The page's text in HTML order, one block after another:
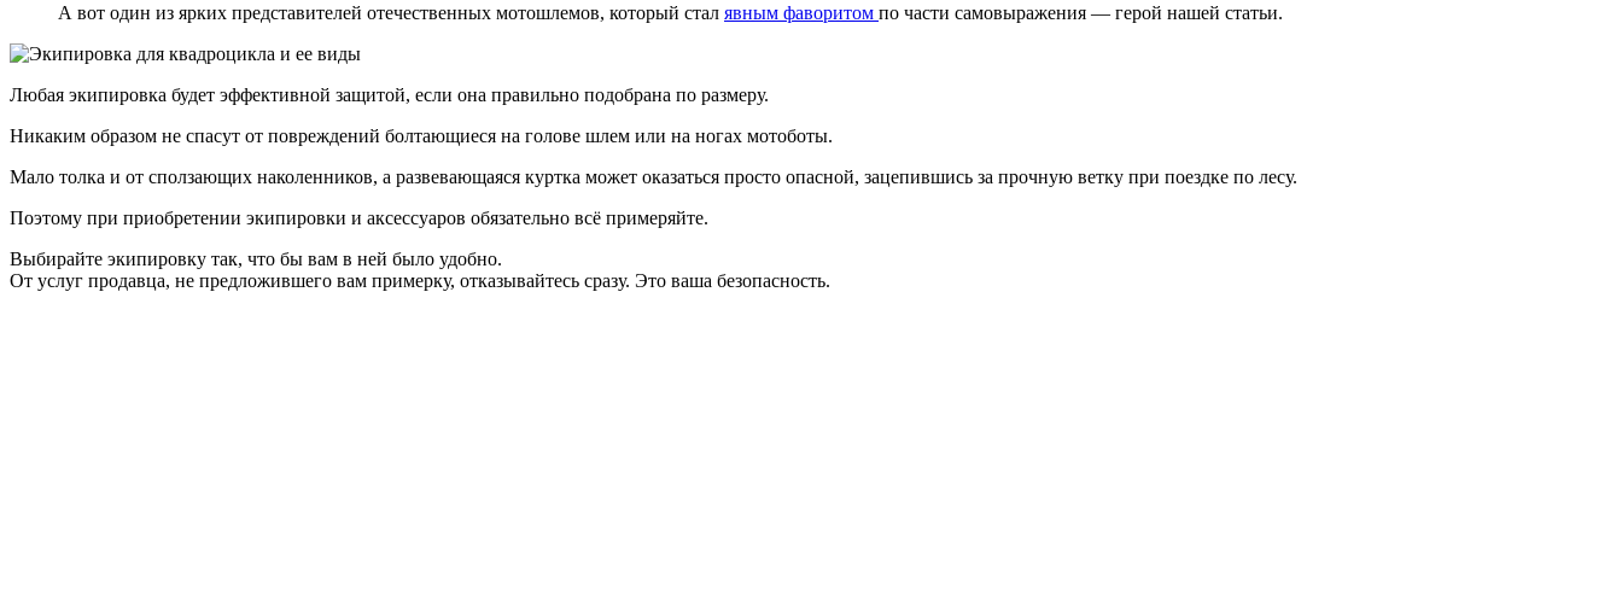
А вот один из ярких представителей отечественных мотошлемов, который стал явным фаворитом по части самовыражения — герой нашей статьи.
Любая экипировка будет эффективной защитой, если она правильно подобрана по размеру.
Никаким образом не спасут от повреждений болтающиеся на голове шлем или на ногах мотоботы.
Мало толка и от сползающих наколенников, а развевающаяся куртка может оказаться просто опасной, зацепившись за прочную ветку при поездке по лесу.
Поэтому при приобретении экипировки и аксессуаров обязательно всё примеряйте.
Выбирайте экипировку так, что бы вам в ней было удобно.
От услуг продавца, не предложившего вам примерку, отказывайтесь сразу. Это ваша безопасность.